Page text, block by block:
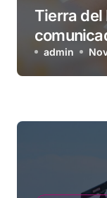
Tierra del
la
vacunas
admin